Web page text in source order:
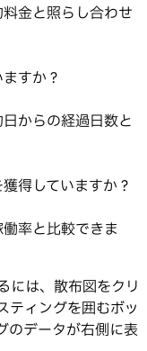
金と照らし合わせ
すか？
からの経過日数と
得していますか？
率と比較できま
には、散布図をクリ
ティングを囲むボッ
のデータが右側に表